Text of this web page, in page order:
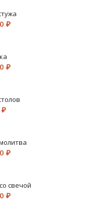
₽
₽
₽
₽
свечой
₽